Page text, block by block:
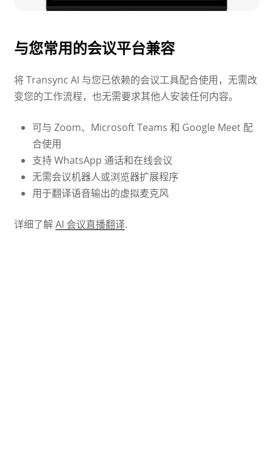
与您常用的会议平台兼容
将 Transync AI 与您已依赖的会议工具配合使用，无需改
变您的工作流程，也无需要求其他人安装任何内容。
可与 Zoom、Microsoft Teams 和 Google Meet 配
合使用
支持 WhatsApp 通话和在线会议
无需会议机器人或浏览器扩展程序
用于翻译语音输出的虚拟麦克风
详细了解AI 会议直播翻译.